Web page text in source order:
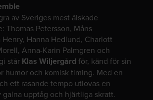
av Sveriges mest älskade
Thomas Petersson, Måns
Hanna Hedlund, Charlott
Anna-Karin Palmgren och
står Klas Wiljergård för, känd för sin
humor och komisk timing. Med en
ett rasande tempo utlovas en
upptåg och hjärtliga skratt.